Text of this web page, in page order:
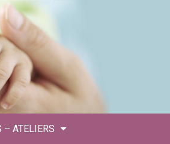
– ATELIERS